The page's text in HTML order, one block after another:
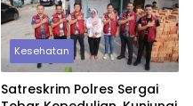
Kesehatan
Satreskrim Polres Sergai